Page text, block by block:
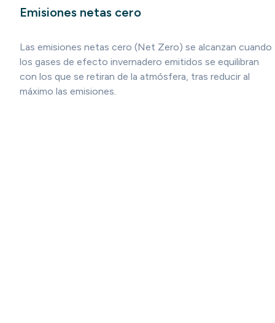
Emisiones netas cero
Las emisiones netas cero (Net Zero) se alcanzan cuando
los gases de efecto invernadero emitidos se equilibran
con los que se retiran de la atmósfera, tras reducir al
máximo las emisiones.